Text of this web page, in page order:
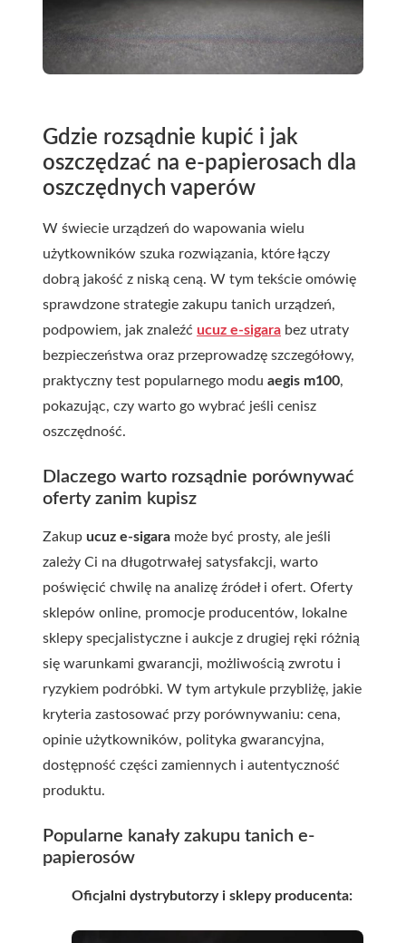
Gdzie rozsądnie kupić i jak
oszczędzać na e-papierosach dla
oszczędnych vaperów
W świecie urządzeń do wapowania wielu
użytkowników szuka rozwiązania, które łączy
dobrą jakość z niską ceną. W tym tekście omówię
sprawdzone strategie zakupu tanich urządzeń,
podpowiem, jak znaleźć ucuz e-sigara bez utraty
bezpieczeństwa oraz przeprowadzę szczegółowy,
praktyczny test popularnego modu aegis m100,
pokazując, czy warto go wybrać jeśli cenisz
oszczędność.
Dlaczego warto rozsądnie porównywać
oferty zanim kupisz
Zakup ucuz e-sigara może być prosty, ale jeśli
zależy Ci na długotrwałej satysfakcji, warto
poświęcić chwilę na analizę źródeł i ofert. Oferty
sklepów online, promocje producentów, lokalne
sklepy specjalistyczne i aukcje z drugiej ręki różnią
się warunkami gwarancji, możliwością zwrotu i
ryzykiem podróbki. W tym artykule przybliżę, jakie
kryteria zastosować przy porównywaniu: cena,
opinie użytkowników, polityka gwarancyjna,
dostępność części zamiennych i autentyczność
produktu.
Popularne kanały zakupu tanich e-
papierosów
Oficjalni dystrybutorzy i sklepy producenta: